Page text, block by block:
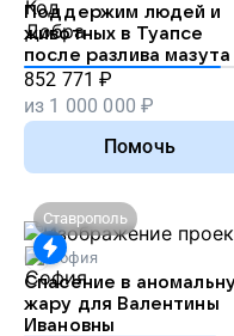
Поддержим людей и
животных в Туапсе
после разлива мазута
852 771 ₽
из 1 000 000 ₽
Помочь
Ставрополь
София
Спасение в
жару для Валентины
Ивановны